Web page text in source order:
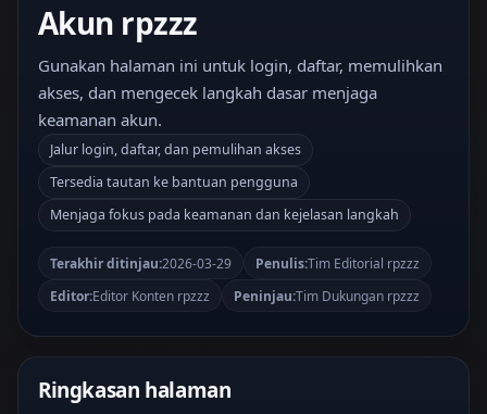
Akun rpzzz
Gunakan halaman ini untuk login, daftar, memulihkan
akses, dan mengecek langkah dasar menjaga
keamanan akun.
Jalur login, daftar, dan pemulihan akses
Tersedia tautan ke bantuan pengguna
Menjaga fokus pada keamanan dan kejelasan langkah
Terakhir ditinjau:2026-03-29 Penulis:Tim Editorial rpzzz
Editor:Editor Konten rpzzz Peninjau:Tim Dukungan rpzzz
Ringkasan halaman